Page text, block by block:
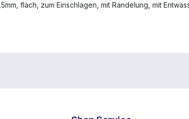
flach, zum Einschlagen, mit Rändelung, mit